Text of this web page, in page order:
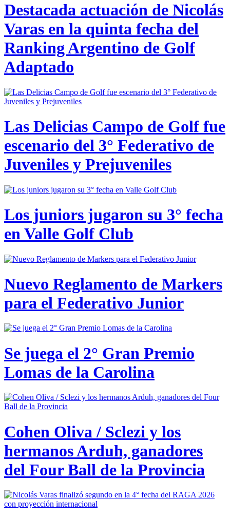
Destacada actuación de Nicolás
Varas en la quinta fecha del
Ranking Argentino de Golf
Adaptado
Las Delicias Campo de Golf fue
escenario del 3° Federativo de
Juveniles y Prejuveniles
Los juniors jugaron su 3° fecha
en Valle Golf Club
Nuevo Reglamento de Markers
para el Federativo Junior
Se juega el 2° Gran Premio
Lomas de la Carolina
Cohen Oliva / Sclezi y los
hermanos Arduh, ganadores
del Four Ball de la Provincia